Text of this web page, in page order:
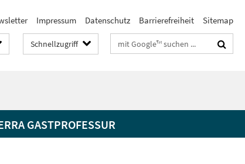
Impressum Datenschutz Barrierefreiheit Sitemap
Schnellzugriff Suchbegriffe
GASTPROFESSUR